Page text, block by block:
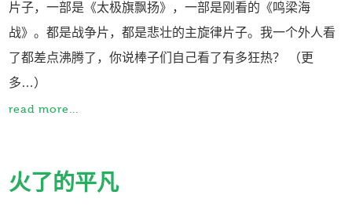
片子，一部是《太极旗飘扬》，一部是刚看的《鸣梁海
战》。都是战争片，都是悲壮的主旋律片子。我一个外人看
了都差点沸腾了，你说棒子们自己看了有多狂热？ （更
多…）
read more...
火了的平凡